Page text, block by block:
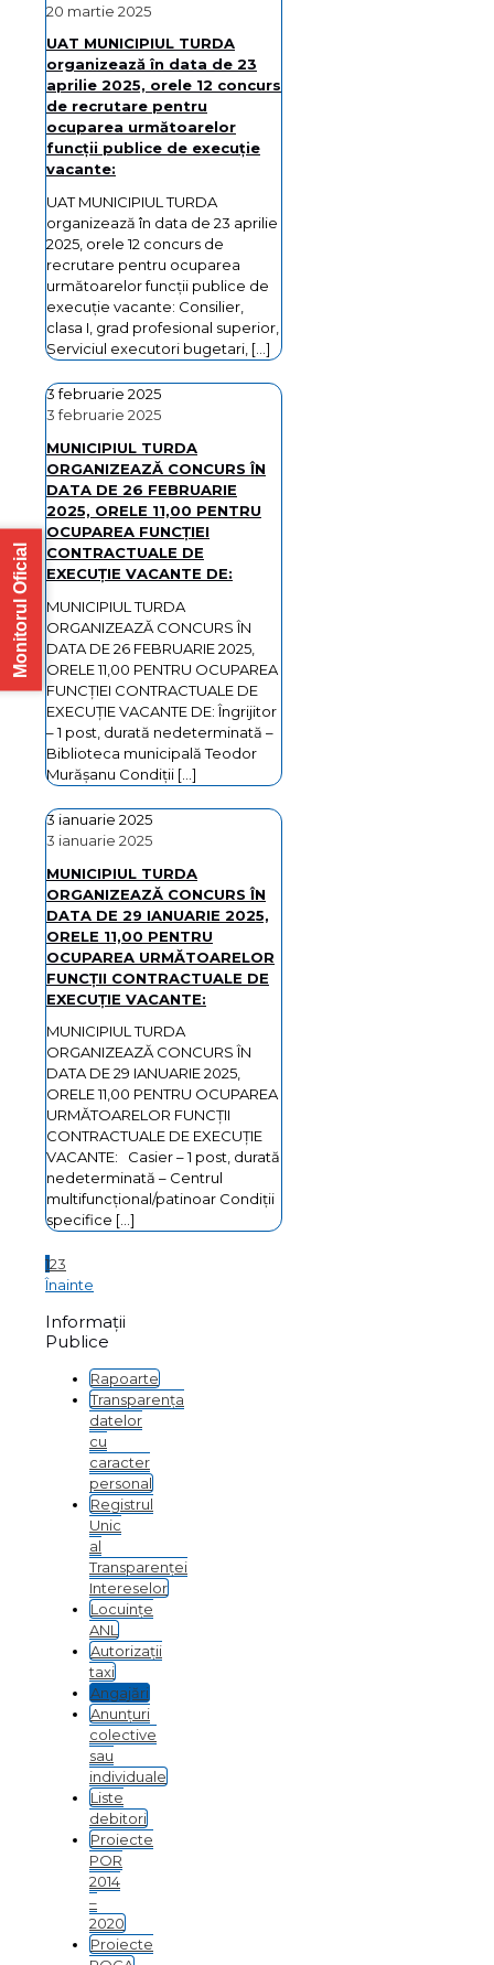
20 martie 2025
UAT MUNICIPIUL TURDA
organizează în data de 23
aprilie 2025, orele 12 concurs
de recrutare pentru
ocuparea următoarelor
funcţii publice de execuţie
vacante:
UAT MUNICIPIUL TURDA
organizează în data de 23 aprilie
2025, orele 12 concurs de
recrutare pentru ocuparea
următoarelor funcţii publice de
execuţie vacante: Consilier,
clasa I, grad profesional superior,
Serviciul executori bugetari, […]
3 februarie 2025
3 februarie 2025
MUNICIPIUL TURDA
ORGANIZEAZĂ CONCURS ÎN
DATA DE 26 FEBRUARIE
2025, ORELE 11,00 PENTRU
OCUPAREA FUNCȚIEI
CONTRACTUALE DE
EXECUȚIE VACANTE DE:
MUNICIPIUL TURDA
ORGANIZEAZĂ CONCURS ÎN
DATA DE 26 FEBRUARIE 2025,
ORELE 11,00 PENTRU OCUPAREA
FUNCȚIEI CONTRACTUALE DE
EXECUȚIE VACANTE DE: Îngrijitor
– 1 post, durată nedeterminată –
Biblioteca municipală Teodor
Murășanu Condiţii […]
3 ianuarie 2025
3 ianuarie 2025
MUNICIPIUL TURDA
ORGANIZEAZĂ CONCURS ÎN
DATA DE 29 IANUARIE 2025,
ORELE 11,00 PENTRU
OCUPAREA URMĂTOARELOR
FUNCȚII CONTRACTUALE DE
EXECUȚIE VACANTE:
MUNICIPIUL TURDA
ORGANIZEAZĂ CONCURS ÎN
DATA DE 29 IANUARIE 2025,
ORELE 11,00 PENTRU OCUPAREA
URMĂTOARELOR FUNCȚII
CONTRACTUALE DE EXECUȚIE
VACANTE: Casier – 1 post, durată
nedeterminată – Centrul
multifuncțional/patinoar Condiţii
specifice […]
123
Înainte
Informații
Publice
Rapoarte
Transparența
datelor
cu
caracter
personal
Registrul
Unic
al
Transparenței
Intereselor
Locuințe
ANL
Autorizații
taxi
Angajări
Anunțuri
colective
sau
individuale
Liste
debitori
Proiecte
POR
2014
–
2020
Proiecte
Monitorul Oficial